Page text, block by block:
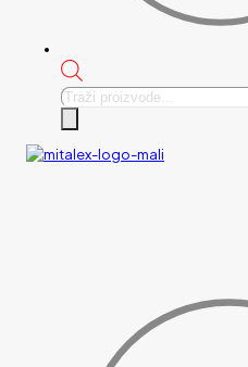
Products